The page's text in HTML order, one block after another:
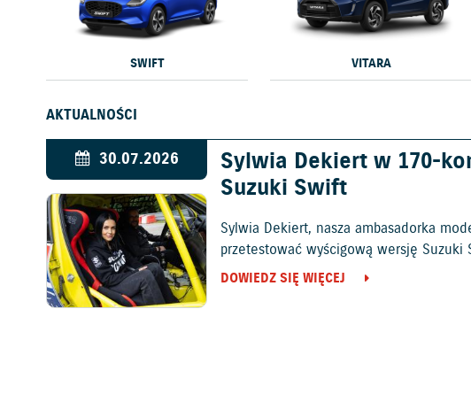
SWIFT VITARA
AKTUALNOŚCI
30.07.2026
Sylwia Dekiert w 170-
Suzuki Swift
Sylwia Dekiert, nasza ambasadorka
przetestować wyścigową wersję Suzuki
DOWIEDZ SIĘ WIĘCEJ